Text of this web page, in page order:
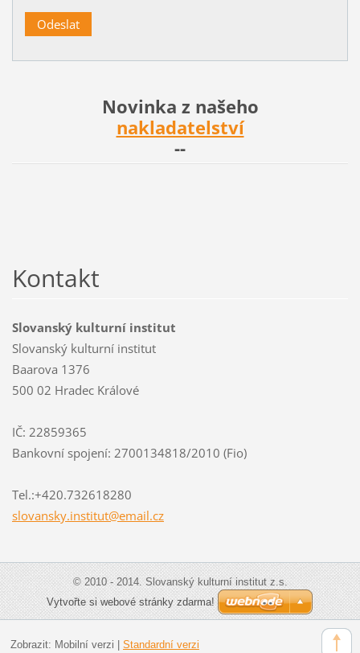
Novinka z našeho
nakladatelství
--
Kontakt
Slovanský kulturní institut
Slovanský kulturní institut
Baarova 1376
500 02 Hradec Králové
IČ: 22859365
Bankovní spojení: 2700134818/2010 (Fio)
Tel.:+420.732618280
slovansky.institut@email.cz
© 2010 - 2014. Slovanský kulturní institut z.s.
Vytvořte si webové stránky zdarma!
Zobrazit: Mobilní verzi | Standardní verzi